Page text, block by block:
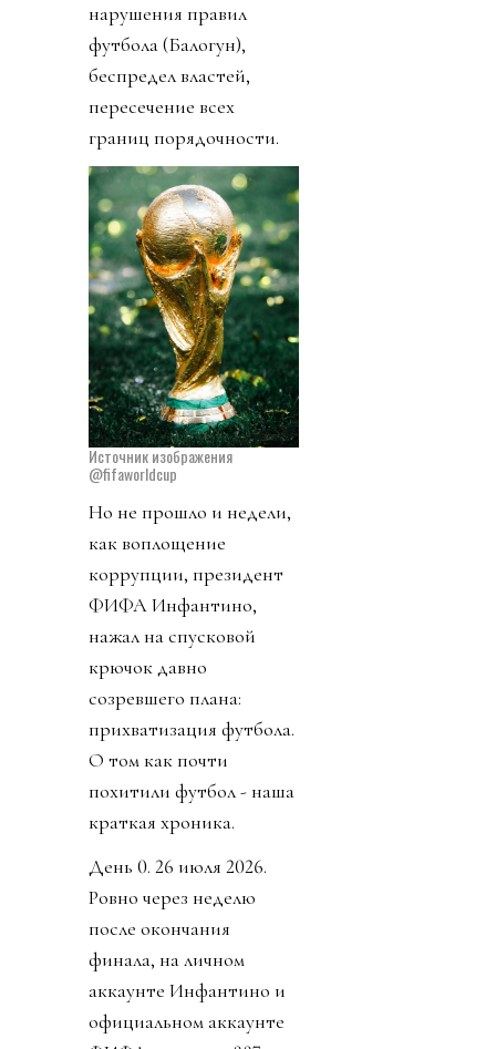
нарушения правил
футбола (Балогун),
беспредел властей,
пересечение всех
границ порядочности.
Источник изображения
@fifaworldcup
Но не прошло и недели,
как воплощение
коррупции, президент
ФИФА Инфантино,
нажал на спусковой
крючок давно
созревшего плана:
прихватизация футбола.
О том как почти
похитили футбол - наша
краткая хроника.
День 0. 26 июля 2026.
Ровно через неделю
после окончания
финала, на личном
аккаунте Инфантино и
официальном аккаунте